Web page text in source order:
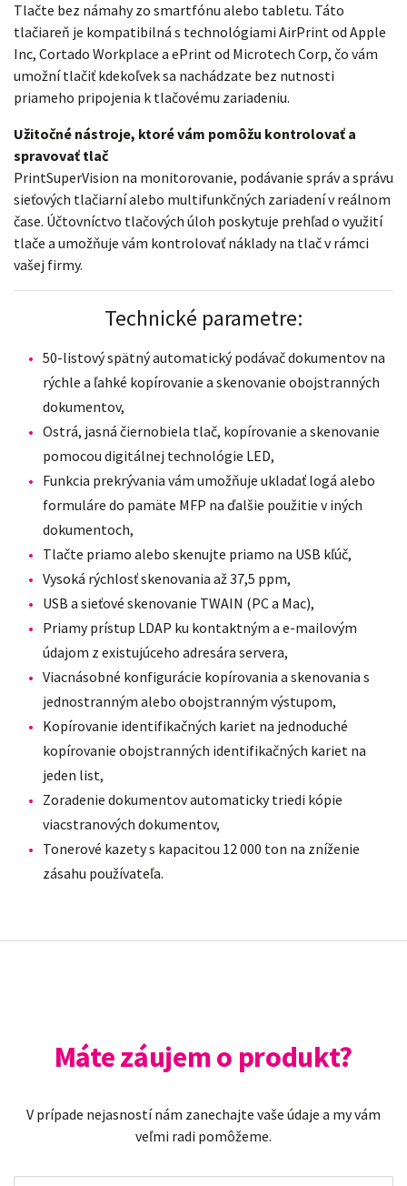
Tlačte bez námahy zo smartfónu alebo tabletu. Táto
tlačiareň je kompatibilná s technológiami AirPrint od Apple
Inc, Cortado Workplace a ePrint od Microtech Corp, čo vám
umožní tlačiť kdekoľvek sa nachádzate bez nutnosti
priameho pripojenia k tlačovému zariadeniu.
Užitočné nástroje, ktoré vám pomôžu kontrolovať a
spravovať tlač
PrintSuperVision na monitorovanie, podávanie správ a správu
sieťových tlačiarní alebo multifunkčných zariadení v reálnom
čase. Účtovníctvo tlačových úloh poskytuje prehľad o využití
tlače a umožňuje vám kontrolovať náklady na tlač v rámci
vašej firmy.
Technické parametre:
50-listový spätný automatický podávač dokumentov na
rýchle a ľahké kopírovanie a skenovanie obojstranných
dokumentov,
Ostrá, jasná čiernobiela tlač, kopírovanie a skenovanie
pomocou digitálnej technológie LED,
Funkcia prekrývania vám umožňuje ukladať logá alebo
formuláre do pamäte MFP na ďalšie použitie v iných
dokumentoch,
Tlačte priamo alebo skenujte priamo na USB kľúč,
Vysoká rýchlosť skenovania až 37,5 ppm,
USB a sieťové skenovanie TWAIN (PC a Mac),
Priamy prístup LDAP ku kontaktným a e-mailovým
údajom z existujúceho adresára servera,
Viacnásobné konfigurácie kopírovania a skenovania s
jednostranným alebo obojstranným výstupom,
Kopírovanie identifikačných kariet na jednoduché
kopírovanie obojstranných identifikačných kariet na
jeden list,
Zoradenie dokumentov automaticky triedi kópie
viacstranových dokumentov,
Tonerové kazety s kapacitou 12 000 ton na zníženie
zásahu používateľa.
Máte záujem o produkt?
V prípade nejasností nám zanechajte vaše údaje a my vám
veľmi radi pomôžeme.